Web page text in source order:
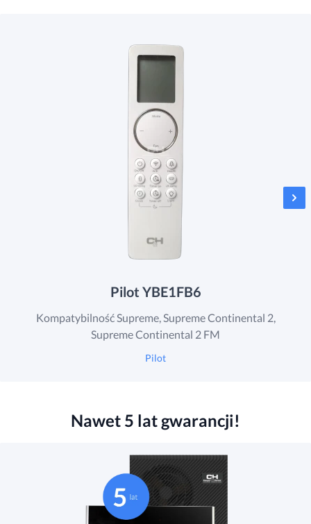
Pilot YBE1FB6
Kompatybilność Supreme, Supreme Continental 2,
Supreme Continental 2 FM
Pilot
Nawet 5 lat gwarancji!